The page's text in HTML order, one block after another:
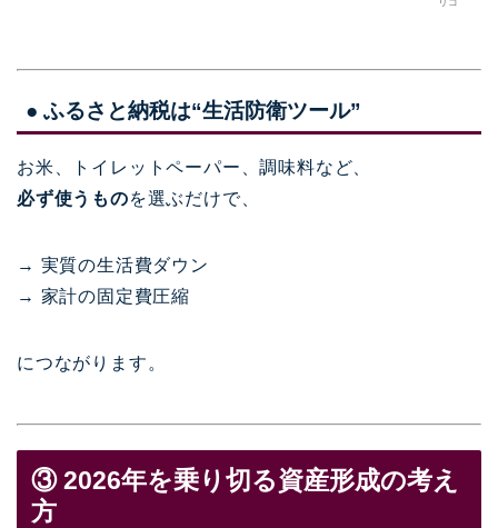
● ふるさと納税は“生活防衛ツール”
お米、トイレットペーパー、調味料など、
必ず使うものを選ぶだけで、
→ 実質の生活費ダウン
→ 家計の固定費圧縮
につながります。
③ 2026年を乗り切る資産形成の考え
方